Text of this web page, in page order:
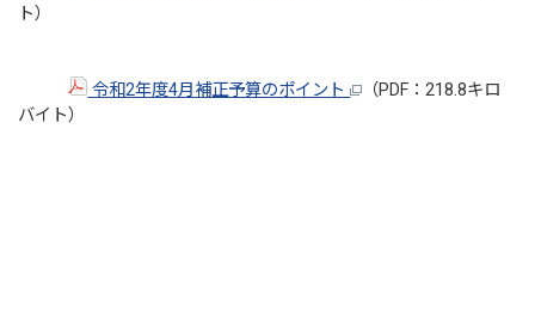
ト）
令和2年度4月補正予算のポイント
（PDF：218.8キロ
バイト）